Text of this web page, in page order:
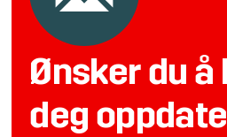
Ønsker du å
deg